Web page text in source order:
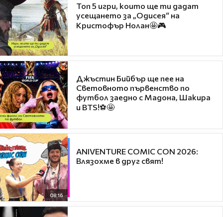
Топ 5 игри, които ще ти дадат
усещането за „Одисея“ на
Кристофър Нолан🤩🎮
Джъстин Бийбър ще пее на
Световното първенство по
футбол заедно с Мадона, Шакира
и BTS!⚽🤩
08:16
ANIVENTURE COMIC CON 2026:
Влязохме в друг свят!